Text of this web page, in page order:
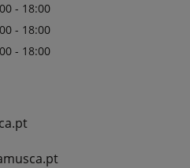
- 18:00
- 18:00
- 18:00